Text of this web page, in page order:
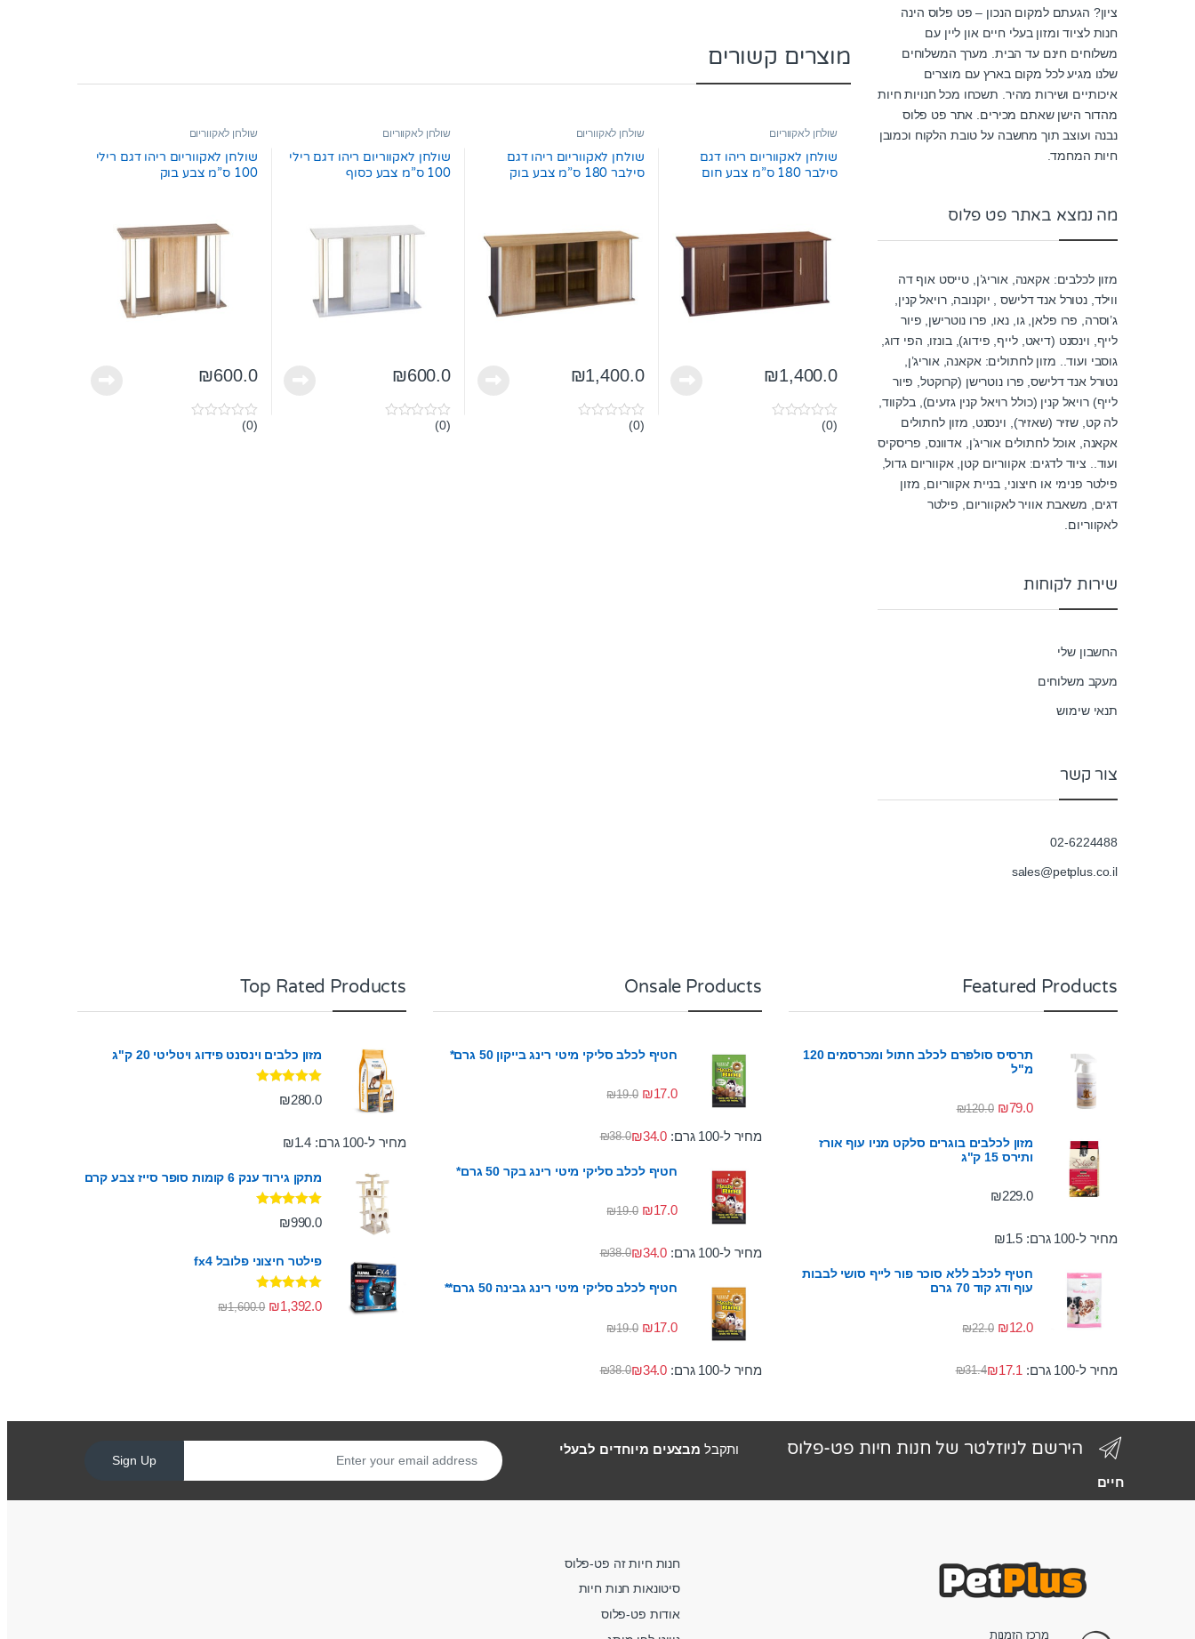
מוצרים קשורים
שולחן לאקווריום
שולחן לאקווריום ריהו דגם
סילבר 180 ס”מ צבע חום
₪1,400.0
0(0)
שולחן לאקווריום
שולחן לאקווריום ריהו דגם
סילבר 180 ס”מ צבע בוק
₪1,400.0
0
(0)
שולחן לאקווריום
שולחן לאקווריום ריהו דגם רילי
100 ס”מ צבע כסוף
₪600.0
0(0)
שולחן לאקווריום
שולחן לאקווריום ריהו דגם רילי
100 ס”מ צבע בוק
₪600.0
0
(0)
ציון? הגעתם למקום הנכון – פט פלוס הינה
חנות לציוד ומזון בעלי חיים און ליין עם
משלוחים חינם עד הבית. מערך המשלוחים
שלנו מגיע לכל מקום בארץ עם מוצרים
איכותיים ושירות מהיר. תשכחו מכל חנויות חיות
מהדור הישן שאתם מכירים. אתר פט פלוס
נבנה ועוצב תוך מחשבה על טובת הלקוח וכמובן
חיות המחמד.
מה נמצא באתר פט פלוס
מזון לכלבים: אקאנה, אוריג’ן, טייסט אוף דה
ווילד, נטורל אנד דלישס , יוקנובה, רויאל קנין,
ג’וסרה, פרו פלאן, גו, נאו, פרו נוטרישן, פיור
לייף, וינסנט (דיאט, לייף, פידוג), בונזו, הפי דוג,
גוסבי ועוד.. מזון לחתולים: אקאנה, אוריג’ן,
נטורל אנד דלישס, פרו נוטרישן (קרוקטל, פיור
לייף) רויאל קנין (כולל רויאל קנין גזעים), בלקווד,
לה קט, שזיר (שאזיר), וינסנט, מזון לחתולים
אקאנה, אוכל לחתולים אוריג’ן, אדוונס, פריסקיס
ועוד.. ציוד לדגים: אקווריום קטן, אקווריום גדול,
פילטר פנימי או חיצוני, בניית אקווריום, מזון
דגים, משאבת אוויר לאקווריום, פילטר
לאקווריום.
שירות לקוחות
החשבון שלי
מעקב משלוחים
תנאי שימוש
צור קשר
02-6224488
sales@petplus.co.il
Featured Products
תרסיס סולפרם לכלב חתול ומכרסמים 120
מ"ל
₪79.0
₪120.0
מזון לכלבים בוגרים סלקט מניו עוף אורז
ותירס 15 ק"ג
₪229.0
מחיר ל-100 גרם: ₪1.5
חטיף לכלב ללא סוכר פור לייף סושי לבבות
עוף ודג קוד 70 גרם
₪12.0
₪22.0
מחיר ל-100 גרם: ₪31.4₪17.1
Onsale Products
חטיף לכלב סליקי מיטי רינג בייקון 50 גרם*
₪17.0
₪19.0
מחיר ל-100 גרם: ₪38.0₪34.0
חטיף לכלב סליקי מיטי רינג בקר 50 גרם*
₪17.0
₪19.0
מחיר ל-100 גרם: ₪38.0₪34.0
חטיף לכלב סליקי מיטי רינג גבינה 50 גרם**
₪17.0
₪19.0
מחיר ל-100 גרם: ₪38.0₪34.0
Top Rated Products
מזון כלבים וינסנט פידוג ויטליטי 20 ק"ג
דורג5.00
מתוך 5 ₪280.0
מחיר ל-100 גרם: ₪1.4
מתקן גירוד ענק 6 קומות סופר סייז צבע קרם
דורג5.00
מתוך 5 ₪990.0
פילטר חיצוני פלובל fx4
דורג5.00
מתוך 5
₪1,392.0
₪1,600.0
הירשם לניוזלטר של חנות חיות פט-פלוס ותקבל מבצעים מיוחדים לבעלי
חיים
Sign Up
מרכז הזמנות
חנות חיות זה פט-פלוס
סיטונאות חנות חיות
אודות פט-פלוס